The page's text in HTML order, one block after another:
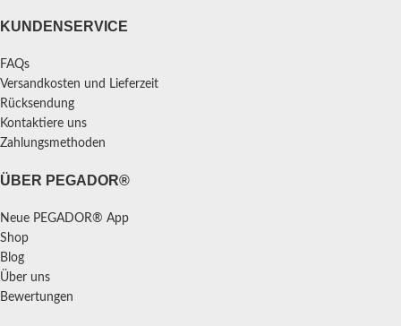
KUNDENSERVICE
FAQs
Versandkosten und Lieferzeit
Rücksendung
Kontaktiere uns
Zahlungsmethoden
ÜBER PEGADOR®
Neue PEGADOR® App
Shop
Blog
Über uns
Bewertungen